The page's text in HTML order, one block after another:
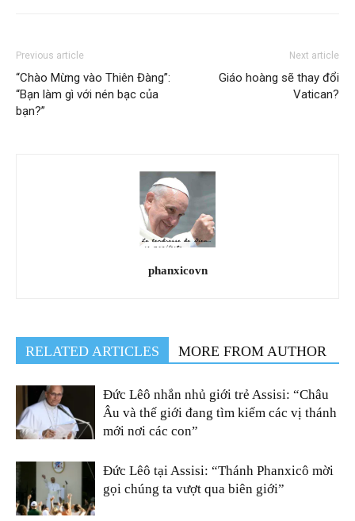
Previous article
“Chào Mừng vào Thiên Đàng”:
“Bạn làm gì với nén bạc của
bạn?”
Next article
Giáo hoàng sẽ thay đổi
Vatican?
phanxicovn
RELATED ARTICLES MORE FROM AUTHOR
Đức Lêô nhắn nhủ giới trẻ Assisi: “Châu
Âu và thế giới đang tìm kiếm các vị thánh
mới nơi các con”
Đức Lêô tại Assisi: “Thánh Phanxicô mời
gọi chúng ta vượt qua biên giới”